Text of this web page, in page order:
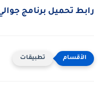
رابط تحميل برنامج
تطبيقات